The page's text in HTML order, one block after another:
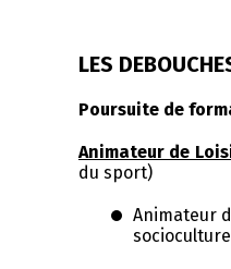
LES
Poursuite de
Animateur de
du sport)
Animateur